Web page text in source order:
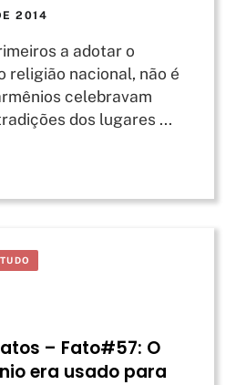
2014
a adotar o
religião nacional, não é
celebravam
dos lugares ...
TUDO
– Fato#57: O
era usado para